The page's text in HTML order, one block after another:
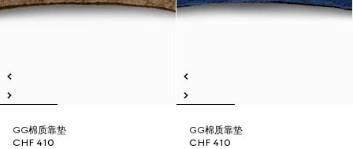
GG棉质靠垫
CHF 410
GG棉质靠垫
CHF 410